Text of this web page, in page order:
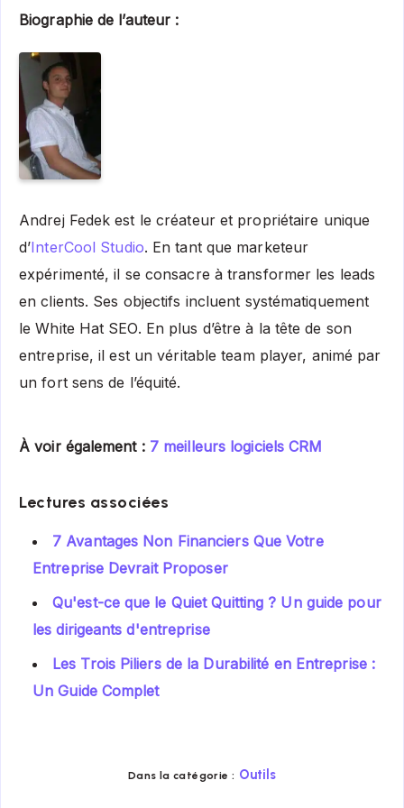
Biographie de l’auteur :
Andrej Fedek est le créateur et propriétaire unique
d’InterCool Studio. En tant que marketeur
expérimenté, il se consacre à transformer les leads
en clients. Ses objectifs incluent systématiquement
le White Hat SEO. En plus d’être à la tête de son
entreprise, il est un véritable team player, animé par
un fort sens de l’équité.
À voir également : 7 meilleurs logiciels CRM
Lectures associées
7 Avantages Non Financiers Que Votre
Entreprise Devrait Proposer
Qu'est-ce que le Quiet Quitting ? Un guide pour
les dirigeants d'entreprise
Les Trois Piliers de la Durabilité en Entreprise :
Un Guide Complet
Dans la catégorie : Outils